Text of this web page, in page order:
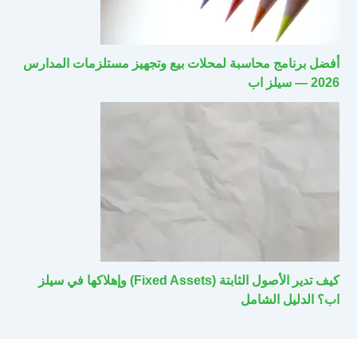
أفضل برنامج محاسبة لمحلات بيع وتجهيز مستلزمات المدارس
2026 — سيلز اب
كيف تدير الأصول الثابتة (Fixed Assets) وإهلاكها في سيلز
اب؟ الدليل الشامل